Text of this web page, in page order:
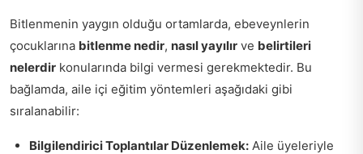
Bitlenmenin yaygın olduğu ortamlarda, ebeveynlerin
çocuklarına bitlenme nedir, nasıl yayılır ve belirtileri
nelerdir konularında bilgi vermesi gerekmektedir. Bu
bağlamda, aile içi eğitim yöntemleri aşağıdaki gibi
sıralanabilir:
Bilgilendirici Toplantılar Düzenlemek: Aile üyeleriyle